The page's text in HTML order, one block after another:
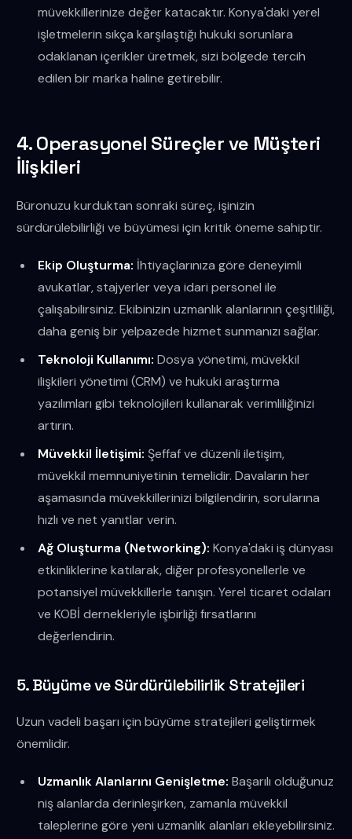
müvekkillerinize değer katacaktır. Konya'daki yerel
işletmelerin sıkça karşılaştığı hukuki sorunlara
odaklanan içerikler üretmek, sizi bölgede tercih
edilen bir marka haline getirebilir.
4. Operasyonel Süreçler ve Müşteri
İlişkileri
Büronuzu kurduktan sonraki süreç, işinizin
sürdürülebilirliği ve büyümesi için kritik öneme sahiptir.
Ekip Oluşturma: İhtiyaçlarınıza göre deneyimli
avukatlar, stajyerler veya idari personel ile
çalışabilirsiniz. Ekibinizin uzmanlık alanlarının çeşitliliği,
daha geniş bir yelpazede hizmet sunmanızı sağlar.
Teknoloji Kullanımı: Dosya yönetimi, müvekkil
ilişkileri yönetimi (CRM) ve hukuki araştırma
yazılımları gibi teknolojileri kullanarak verimliliğinizi
artırın.
Müvekkil İletişimi: Şeffaf ve düzenli iletişim,
müvekkil memnuniyetinin temelidir. Davaların her
aşamasında müvekkillerinizi bilgilendirin, sorularına
hızlı ve net yanıtlar verin.
Ağ Oluşturma (Networking): Konya'daki iş dünyası
etkinliklerine katılarak, diğer profesyonellerle ve
potansiyel müvekkillerle tanışın. Yerel ticaret odaları
ve KOBİ dernekleriyle işbirliği fırsatlarını
değerlendirin.
5. Büyüme ve Sürdürülebilirlik Stratejileri
Uzun vadeli başarı için büyüme stratejileri geliştirmek
önemlidir.
Uzmanlık Alanlarını Genişletme: Başarılı olduğunuz
niş alanlarda derinleşirken, zamanla müvekkil
taleplerine göre yeni uzmanlık alanları ekleyebilirsiniz.